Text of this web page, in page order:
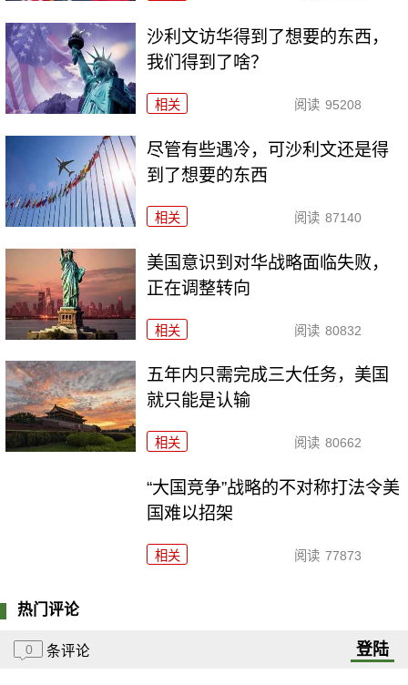
沙利文访华得到了想要的东西，
我们得到了啥？
相关 阅读 95208
尽管有些遇冷，可沙利文还是得
到了想要的东西
相关 阅读 87140
美国意识到对华战略面临失败，
正在调整转向
相关 阅读 80832
五年内只需完成三大任务，美国
就只能是认输
相关 阅读 80662
“大国竞争”战略的不对称打法令美
国难以招架
相关 阅读 77873
热门评论
0 条评论 登陆